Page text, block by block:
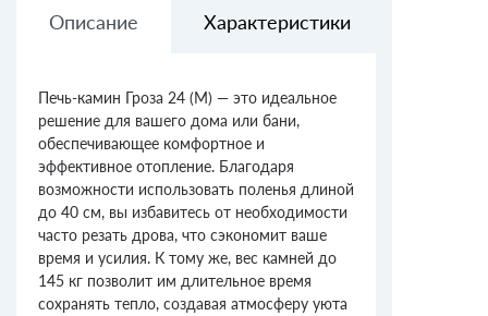
Описание Характеристики
Печь-камин Гроза 24 (М) — это идеальное
решение для вашего дома или бани,
обеспечивающее комфортное и
эффективное отопление. Благодаря
возможности использовать поленья длиной
до 40 см, вы избавитесь от необходимости
часто резать дрова, что сэкономит ваше
время и усилия. К тому же, вес камней до
145 кг позволит им длительное время
сохранять тепло, создавая атмосферу уюта